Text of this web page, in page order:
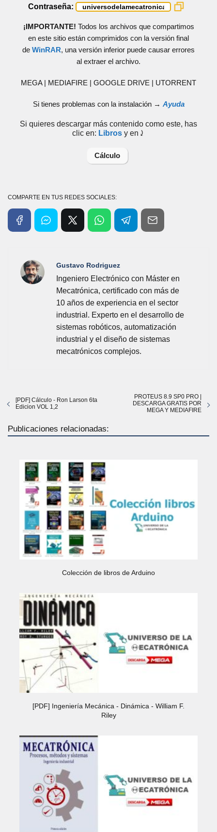
Contraseña:
¡IMPORTANTE! Todos los archivos que compartimos
en este sitio están comprimidos con la versión final
de WinRAR, una versión inferior puede causar errores
al extraer el archivo.
MEGA | MEDIAFIRE | GOOGLE DRIVE | UTORRENT
Si tienes problemas con la instalación → Ayuda
Si quieres descargar más contenido como este, has
clic en: Libros y en⤸
Cálculo
COMPARTE EN TUS REDES SOCIALES:
Gustavo Rodriguez
Ingeniero Electrónico con Máster en
Mecatrónica, certificado con más de
10 años de experiencia en el sector
industrial. Experto en el desarrollo de
sistemas robóticos, automatización
industrial y el diseño de sistemas
mecatrónicos complejos.
[PDF] Cálculo - Ron Larson 6ta
Edicion VOL 1,2
PROTEUS 8.9 SP0 PRO |
DESCARGA GRATIS POR
MEGA Y MEDIAFIRE
Publicaciones relacionadas:
Colección de libros de Arduino
[PDF] Ingeniería Mecánica - Dinámica - William F.
Riley